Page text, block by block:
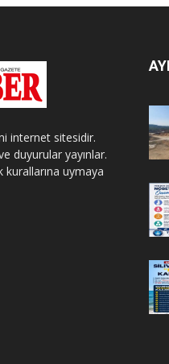
internet sitesidir.
duyurular yayınlar.
kurallarına uymaya